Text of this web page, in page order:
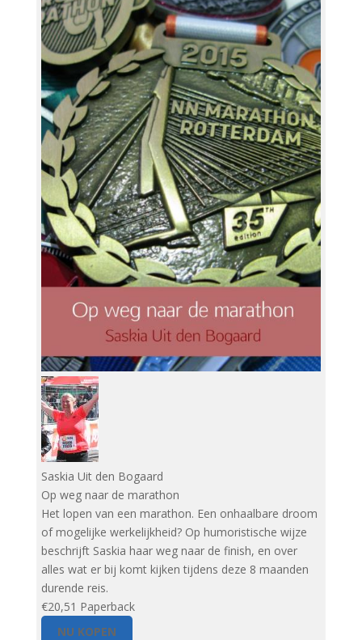
Saskia Uit den Bogaard
Op weg naar de marathon
Het lopen van een marathon. Een onhaalbare droom
of mogelijke werkelijkheid? Op humoristische wijze
beschrijft Saskia haar weg naar de finish, en over
alles wat er bij komt kijken tijdens deze 8 maanden
durende reis.
€20,51 Paperback
NU KOPEN